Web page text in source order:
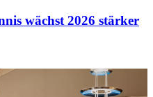
wächst 2026 stärker